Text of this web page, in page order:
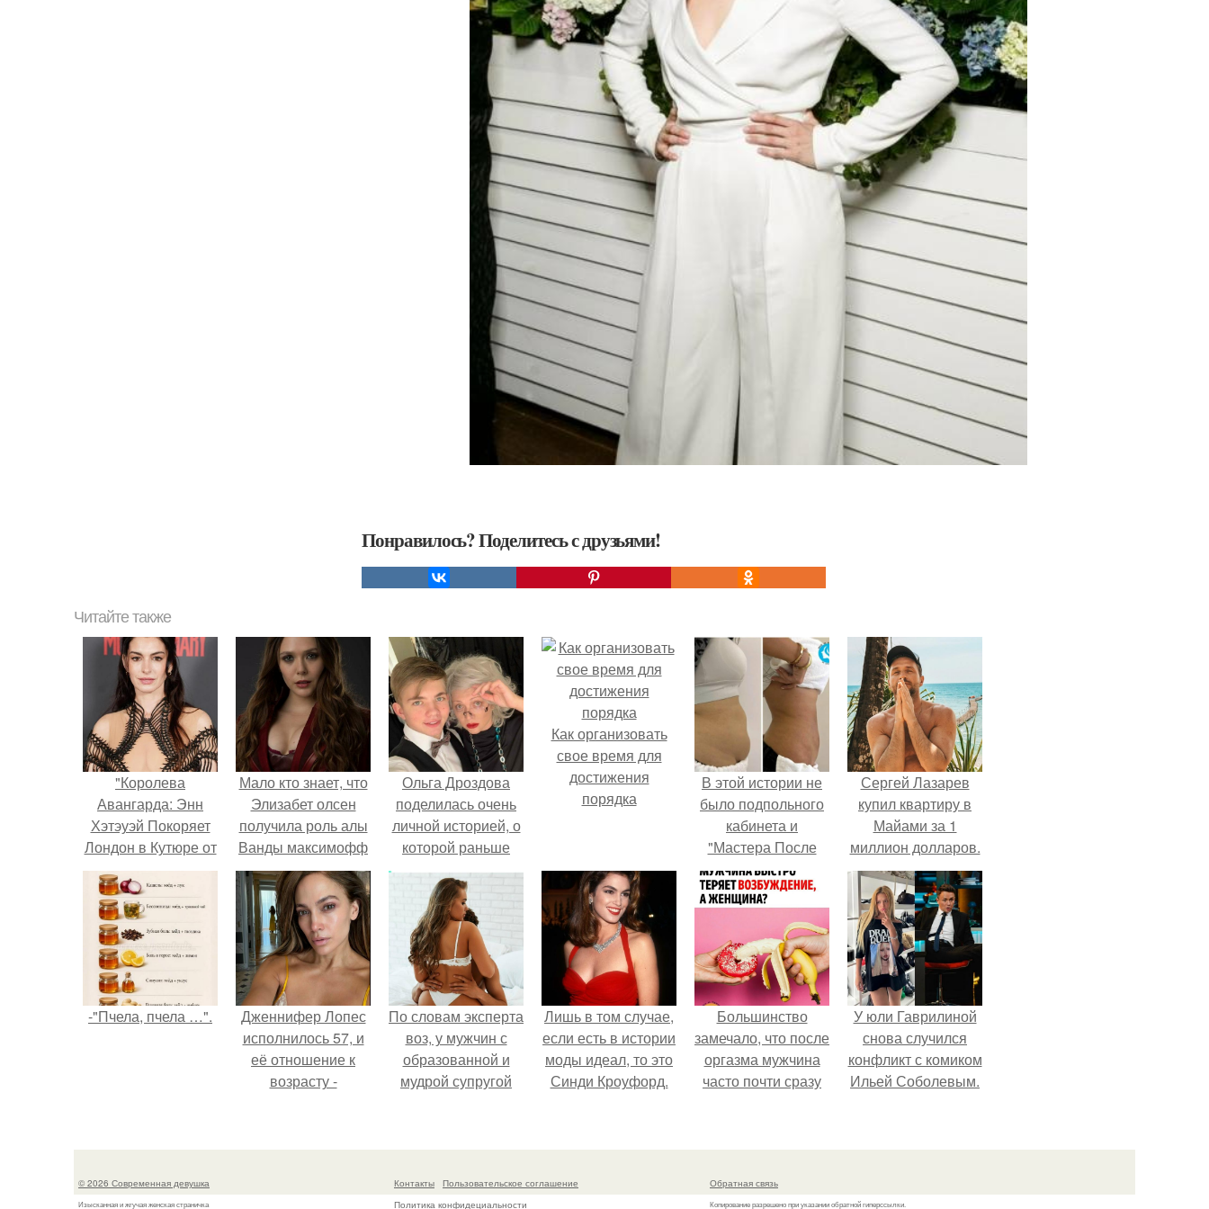
Понравилось? Поделитесь с друзьями!
Читайте также
"Королева
Авангарда: Энн
Хэтэуэй Покоряет
Лондон в Кутюре от
Iris Van Herpen".
Мало кто знает, что
Элизабет олсен
получила роль алы
Ванды максимофф
не сразу.
Ольга Дроздова
поделилась очень
личной историей, о
которой раньше
почти не говорила.
Как организовать
свое время для
достижения
порядка
В этой истории не
было подпольного
кабинета и
"Мастера После
Двухнедельных
Курсов".
Сергей Лазарев
купил квартиру в
Майами за 1
миллион долларов.
-"Пчела, пчела …".
Дженнифер Лопес
исполнилось 57, и
её отношение к
возрасту -
уверенности: "не
По словам эксперта
воз, у мужчин с
образованной и
мудрой супругой
смерти якобы на
Лишь в том случае,
если есть в истории
моды идеал, то это
Синди Кроуфорд.
Большинство
замечало, что после
оргазма мужчина
часто почти сразу
как женщина может
возбуждение.
У юли Гаврилиной
снова случился
конфликт с комиком
Ильей Соболевым.
© 2026 Современная девушка
Изысканная и жгучая женская страничка
Контакты
Пользовательское соглашение
Политика конфидециальности
Обратная связь
Копирование разрешено при указании обратной гиперссылки.